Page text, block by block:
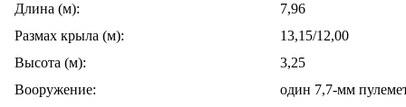
Длина (м):
7,96
Размах крыла (м):
13,15/12,00
Высота (м):
3,25
Вооружение:
один 7,7-мм